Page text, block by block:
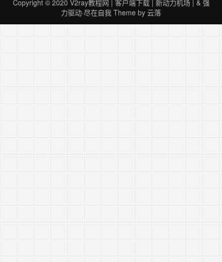
分析实践中，我们不得不接受一个现实：群众里面
有坏人。在过去的 2 年中，我们封禁了数十个
账……继续阅读 »
Copyright © 2020 V2ray教程网 | 客户端下载| 新动力机场| & 强
力驱动·尽在自我 Theme by 云落